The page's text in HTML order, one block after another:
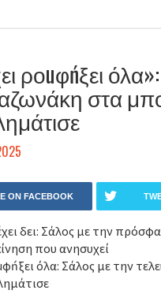
ροuφńξει
στα
ON FACEBOOK
δει: Σάλος με την
που ανησυχεί
όλα: Σάλος με την